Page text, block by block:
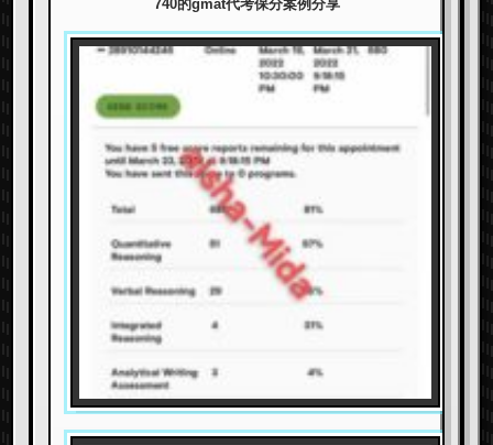
740的gmat代考保分案例分享